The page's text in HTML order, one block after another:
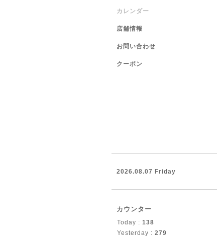
カレンダー
店舗情報
お問い合わせ
クーポン
2026.08.07 Friday
カウンター
Today : 138
Yesterday : 279